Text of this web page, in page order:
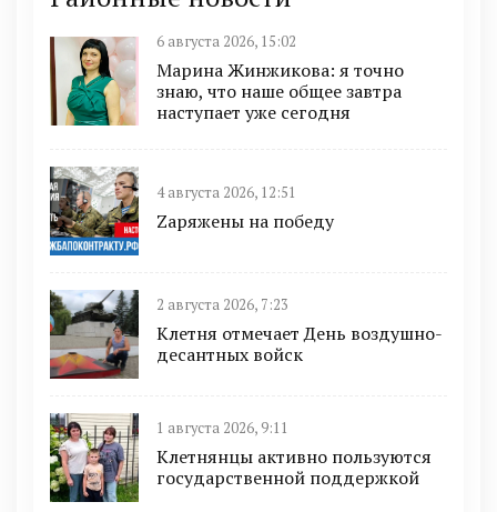
6 августа 2026, 15:02
Марина Жинжикова: я точно
знаю, что наше общее завтра
наступает уже сегодня
4 августа 2026, 12:51
Zаряжены на победу
2 августа 2026, 7:23
Клетня отмечает День воздушно-
десантных войск
1 августа 2026, 9:11
Клетнянцы активно пользуются
государственной поддержкой